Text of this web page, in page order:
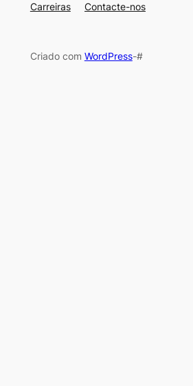
Carreiras
Contacte-nos
Criado com WordPress-#